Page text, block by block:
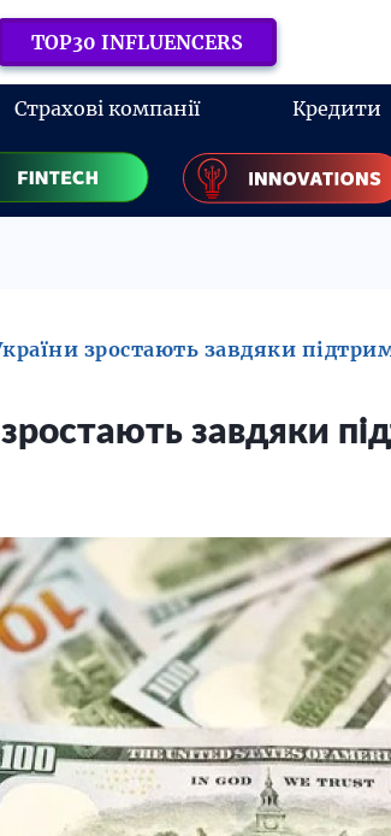
TOP30 INFLUENCERS
Страхові компанії Кредити
зростають завдяки
завдяки